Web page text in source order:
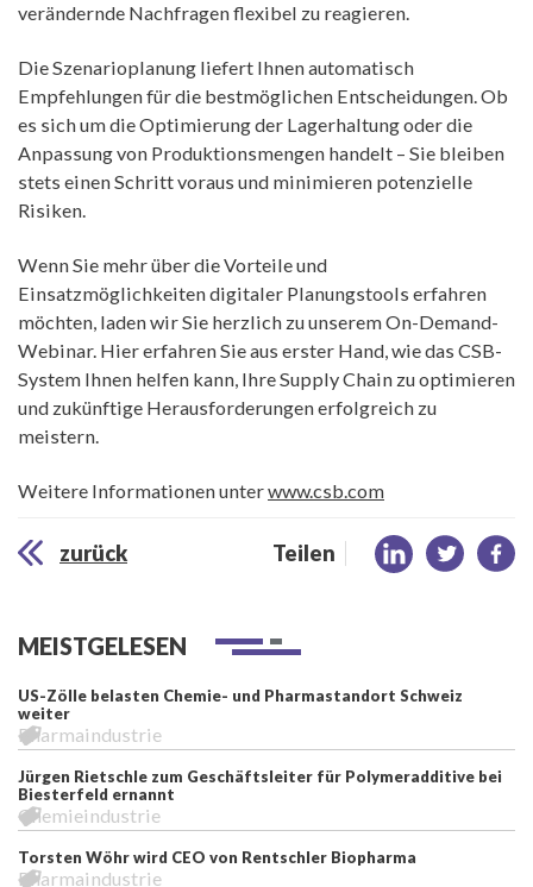
verändernde Nachfragen flexibel zu reagieren.
Die Szenarioplanung liefert Ihnen automatisch
Empfehlungen für die bestmöglichen Entscheidungen. Ob
es sich um die Optimierung der Lagerhaltung oder die
Anpassung von Produktionsmengen handelt – Sie bleiben
stets einen Schritt voraus und minimieren potenzielle
Risiken.
Wenn Sie mehr über die Vorteile und
Einsatzmöglichkeiten digitaler Planungstools erfahren
möchten, laden wir Sie herzlich zu unserem On-Demand-
Webinar. Hier erfahren Sie aus erster Hand, wie das CSB-
System Ihnen helfen kann, Ihre Supply Chain zu optimieren
und zukünftige Herausforderungen erfolgreich zu
meistern.
Weitere Informationen unterwww.csb.com
zurück Teilen
MEISTGELESEN
US-Zölle belasten Chemie- und Pharmastandort Schweiz
weiter
Pharmaindustrie
Jürgen Rietschle zum Geschäftsleiter für Polymeradditive bei
Biesterfeld ernannt
Chemieindustrie
Torsten Wöhr wird CEO von Rentschler Biopharma
Pharmaindustrie